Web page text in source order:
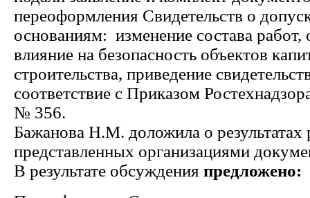
переоформления Свидетельств о
основаниям: изменение состава
влияние на безопасность объектов
строительства, приведение
соответствие с Приказом
№ 356.
Бажанова Н.М. доложила о результатах
представленных организациями
В результате обсуждения предложено: